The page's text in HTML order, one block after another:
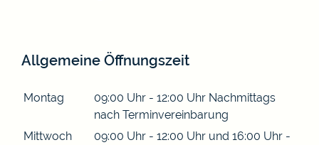
Allgemeine Öffnungszeit
Montag 09:00 Uhr - 12:00 Uhr Nachmittags
nach Terminvereinbarung
Mittwoch
09:00 Uhr - 12:00 Uhr und 16:00 Uhr -